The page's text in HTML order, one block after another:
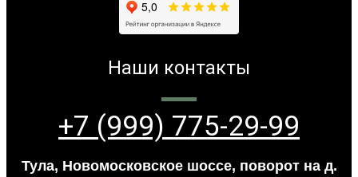
Наши контакты
+7 (999) 775-29-99
Тула, Новомосковское шоссе, поворот на д.